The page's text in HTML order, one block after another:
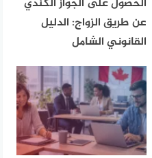
عن طريق الزواج: الدليل
القانوني الشامل